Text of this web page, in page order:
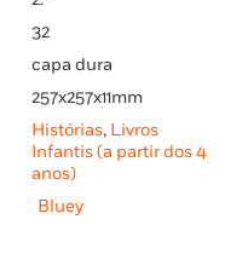
32
capa dura
257x257x11mm
Histórias, Livros
Infantis (a partir dos 4
anos)
Bluey